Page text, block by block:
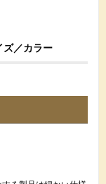
ズ／カラー